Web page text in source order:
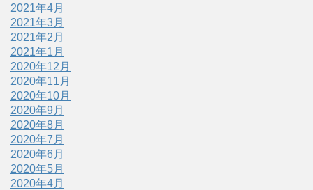
2021年4月
2021年3月
2021年2月
2021年1月
2020年12月
2020年11月
2020年10月
2020年9月
2020年8月
2020年7月
2020年6月
2020年5月
2020年4月